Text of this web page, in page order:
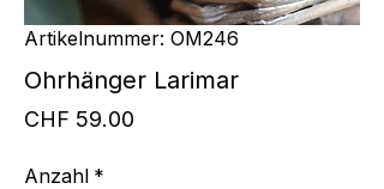
Artikelnummer: OM246
Ohrhänger Larimar
CHF 59.00
Anzahl *